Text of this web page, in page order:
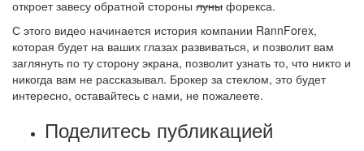
откроет завесу обратной стороны луны форекса.
С этого видео начинается история компании RannForex,
которая будет на ваших глазах развиваться, и позволит вам
заглянуть по ту сторону экрана, позволит узнать то, что никто и
никогда вам не рассказывал. Брокер за стеклом, это будет
интересно, оставайтесь с нами, не пожалеете.
Поделитесь публикацией